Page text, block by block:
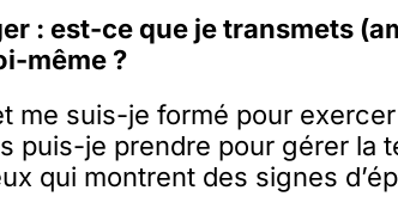
: est-ce que je transmets
même ?
me suis-je formé pour
puis-je prendre pour gérer la
qui montrent des signes